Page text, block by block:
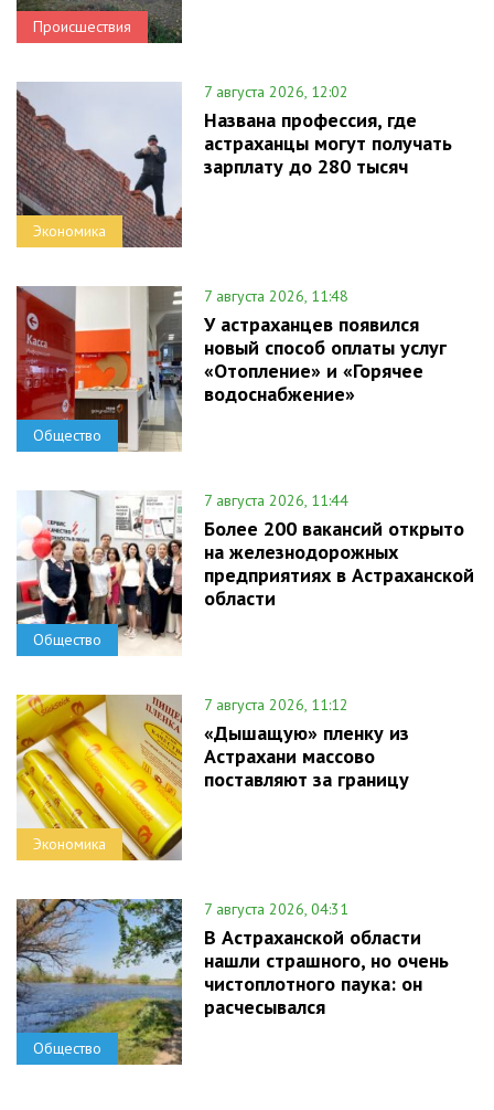
Происшествия
Экономика
7 августа 2026, 12:02
Названа профессия, где
астраханцы могут получать
зарплату до 280 тысяч
Общество
7 августа 2026, 11:48
У астраханцев появился
новый способ оплаты услуг
«Отопление» и «Горячее
водоснабжение»
Общество
7 августа 2026, 11:44
Более 200 вакансий открыто
на железнодорожных
предприятиях в Астраханской
области
Экономика
7 августа 2026, 11:12
«Дышащую» пленку из
Астрахани массово
поставляют за границу
Общество
7 августа 2026, 04:31
В Астраханской области
нашли страшного, но очень
чистоплотного паука: он
расчесывался